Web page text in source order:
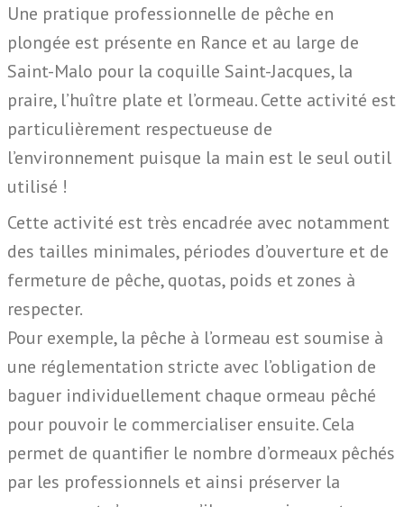
Une pratique professionnelle de pêche en
plongée est présente en Rance et au large de
Saint-Malo pour la coquille Saint-Jacques, la
praire, l’huître plate et l’ormeau. Cette activité est
particulièrement respectueuse de
l’environnement puisque la main est le seul outil
utilisé !
Cette activité est très encadrée avec notamment
des tailles minimales, périodes d’ouverture et de
fermeture de pêche, quotas, poids et zones à
respecter.
Pour exemple, la pêche à l’ormeau est soumise à
une réglementation stricte avec l’obligation de
baguer individuellement chaque ormeau pêché
pour pouvoir le commercialiser ensuite. Cela
permet de quantifier le nombre d’ormeaux pêchés
par les professionnels et ainsi préserver la